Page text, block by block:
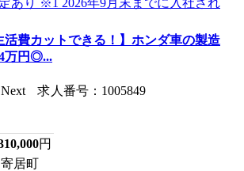
活費カットできる！】ホンダ車の製造
万円◎...
求人番号：1005849
円
居町